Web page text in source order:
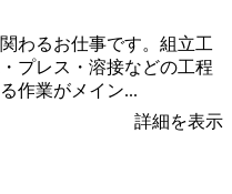
わるお仕事です。組立工
プレス・溶接などの工程
作業がメイン...
詳細を表示